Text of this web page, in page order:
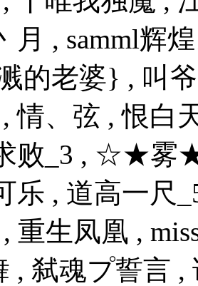
月 , samml辉
的老婆} , 叫
情、弦 , 恨白
败_3 , ☆★雾
乐 , 道高一尺
重生凤凰 ,
, 弑魂プ誓言 ,